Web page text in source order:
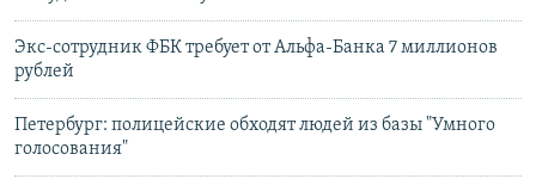
Экс-сотрудник ФБК требует от Альфа-Банка 7 миллионов
рублей
Петербург: полицейские обходят людей из базы "Умного
голосования"